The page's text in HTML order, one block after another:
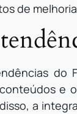
de
do
e
a